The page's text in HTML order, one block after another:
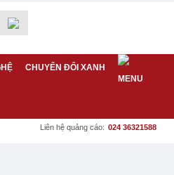
CHUYỂN ĐỔI XANH
Liên hệ quảng cáo: 024 36321588